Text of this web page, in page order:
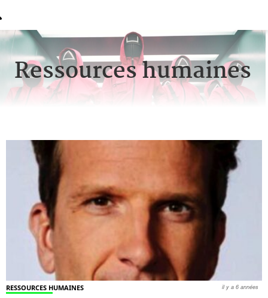
Ressources humaines
RESSOURCES HUMAINES il y a 6 années